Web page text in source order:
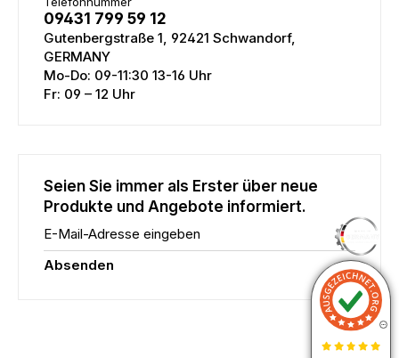
09431 799 59 12
Gutenbergstraße 1, 92421 Schwandorf,
GERMANY
Mo-Do: 09-11:30 13-16 Uhr
Fr: 09 – 12 Uhr
Seien Sie immer als Erster über neue
Produkte und Angebote informiert.
E-Mail-Adresse eingeben
Absenden